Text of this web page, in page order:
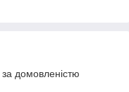
домовленістю